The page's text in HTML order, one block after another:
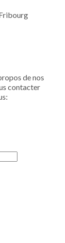
de nos
contacter